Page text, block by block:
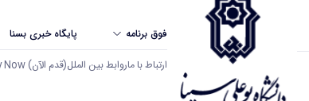
فوق برنامه پایگاه خبری بسنا
ارتباط با ماروابط بین الملل(قدم الآن) Apply Now